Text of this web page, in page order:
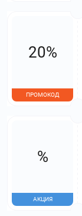
20%
ПРОМОКОД
%
АКЦИЯ